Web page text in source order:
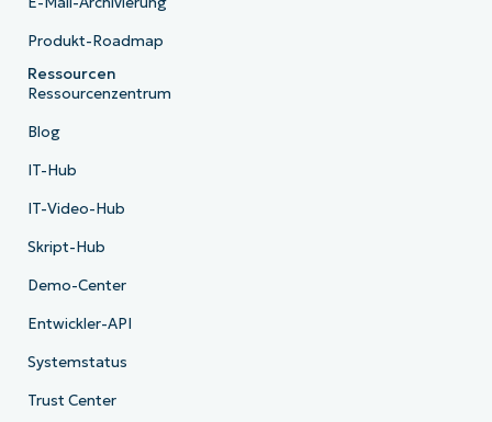
Produkt-Roadmap
Ressourcen
Ressourcenzentrum
Blog
IT-Hub
IT-Video-Hub
Skript-Hub
Demo-Center
Entwickler-API
Systemstatus
Trust Center